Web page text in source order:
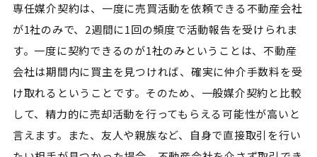
専任媒介契約は、一度に売買活動を依頼できる不動産会社
が1社のみで、2週間に1回の頻度で活動報告を受けられま
す。一度に契約できるのが1社のみということは、不動産
会社は期間内に買主を見つければ、確実に仲介手数料を受
け取れるということです。そのため、一般媒介契約と比較
して、精力的に売却活動を行ってもらえる可能性が高いと
言えます。また、友人や親族など、自身で直接取引を行い